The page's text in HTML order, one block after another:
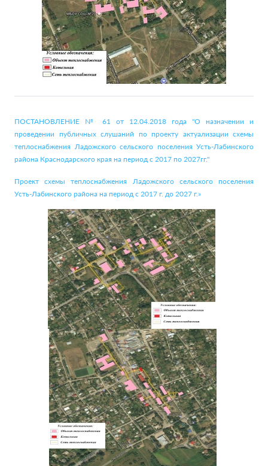
ПОСТАНОВЛЕНИЕ № 61 от 12.04.2018 года "О назначении и
проведении публичных слушаний по проекту актуализации схемы
теплоснабжения Ладожского сельского поселения Усть-Лабинского
района Краснодарского края на период с 2017 по 2027гг."
Проект схемы теплоснабжения Ладожского сельского поселения
Усть-Лабинского района на период с 2017 г. до 2027 г.»